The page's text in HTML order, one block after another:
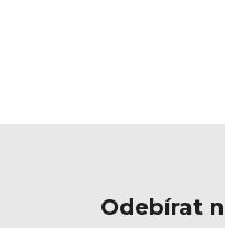
Odebírat